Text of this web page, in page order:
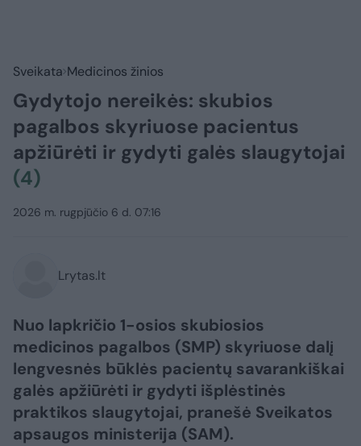
Sveikata Medicinos žinios
Gydytojo nereikės: skubios
pagalbos skyriuose pacientus
apžiūrėti ir gydyti galės slaugytojai
(4)
2026 m. rugpjūčio 6 d. 07:16
Lrytas.lt
Nuo lapkričio 1-osios skubiosios
medicinos pagalbos (SMP) skyriuose dalį
lengvesnės būklės pacientų savarankiškai
galės apžiūrėti ir gydyti išplėstinės
praktikos slaugytojai, pranešė Sveikatos
apsaugos ministerija (SAM).